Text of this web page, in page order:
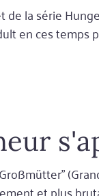
la série
en ces temps